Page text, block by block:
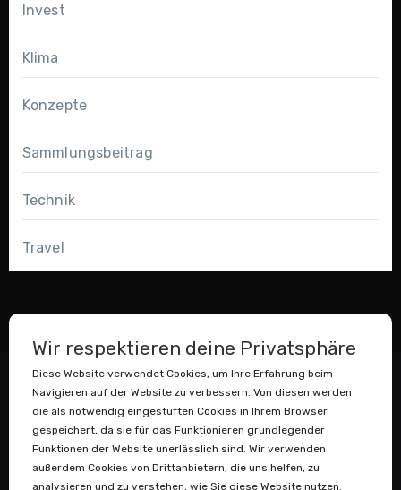
Invest
Klima
Konzepte
Sammlungsbeitrag
Technik
Travel
Wir respektieren deine Privatsphäre
Diese Website verwendet Cookies, um Ihre Erfahrung beim
Navigieren auf der Website zu verbessern. Von diesen werden
die als notwendig eingestuften Cookies in Ihrem Browser
gespeichert, da sie für das Funktionieren grundlegender
Funktionen der Website unerlässlich sind. Wir verwenden
außerdem Cookies von Drittanbietern, die uns helfen, zu
analysieren und zu verstehen, wie Sie diese Website nutzen.